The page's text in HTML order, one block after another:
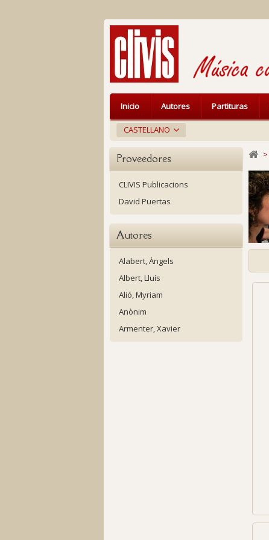
CASTELLANO
Inicio Autores Partituras
Proveedores
CLIVIS Publicacions
David Puertas
Autores
Alabert, Àngels
Albert, Lluís
Alió, Myriam
Anònim
Armenter, Xavier
>